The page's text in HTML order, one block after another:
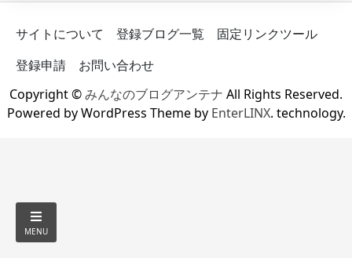
サイトについて 登録ブログ一覧
固定リンクツール
登録申請
お問い合わせ
Copyright ©みんなのブログアンテナ All Rights Reserved.
Powered by WordPress Theme by EnterLINX. technology.
MENU